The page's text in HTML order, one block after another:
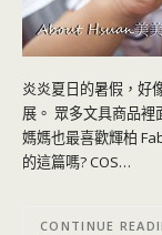
炎炎夏日的暑假，好
展。 眾多文具商品裡
媽媽也最喜歡輝柏
的這篇嗎? COS…
CONTINUE